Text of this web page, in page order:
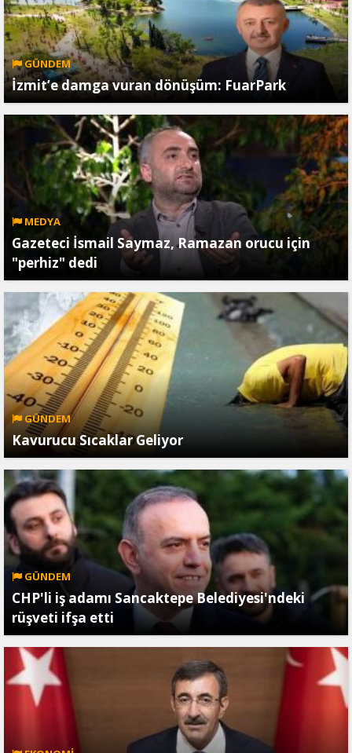
GÜNDEM
İzmit’e damga vuran dönüşüm: FuarPark
MEDYA
Gazeteci İsmail Saymaz, Ramazan orucu için
"perhiz" dedi
GÜNDEM
Kavurucu Sıcaklar Geliyor
GÜNDEM
CHP'li iş adamı Sancaktepe Belediyesi'ndeki
rüşveti ifşa etti